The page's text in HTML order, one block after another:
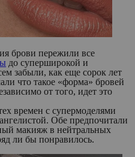
брови пережили все
до суперширокой и
забыли, как еще сорок лет
что такое «форма» бровей
от того, идет это
времен с супермоделями
Обе предпочитали
макияж в нейтральных
ли бы понравилось.